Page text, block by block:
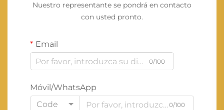
Nuestro representante se pondrá en contacto
con usted pronto.
Email
0/100
Móvil/WhatsApp
Code
0/100